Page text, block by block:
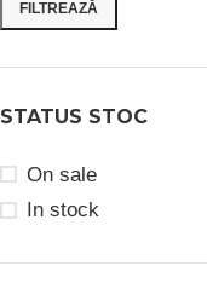
FILTREAZĂ
STATUS STOC
On sale
In stock